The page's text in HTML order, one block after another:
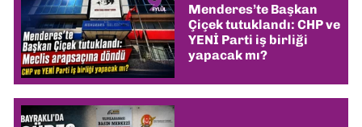
Menderes’te Başkan
Çiçek tutuklandı: CHP ve
YENİ Parti iş birliği
yapacak mı?